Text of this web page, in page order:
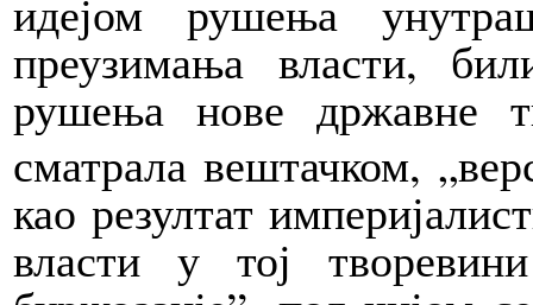
идејом рушења
преузимања власти,
рушења нове државне
сматрала вештачком,
као резултат
власти у тој